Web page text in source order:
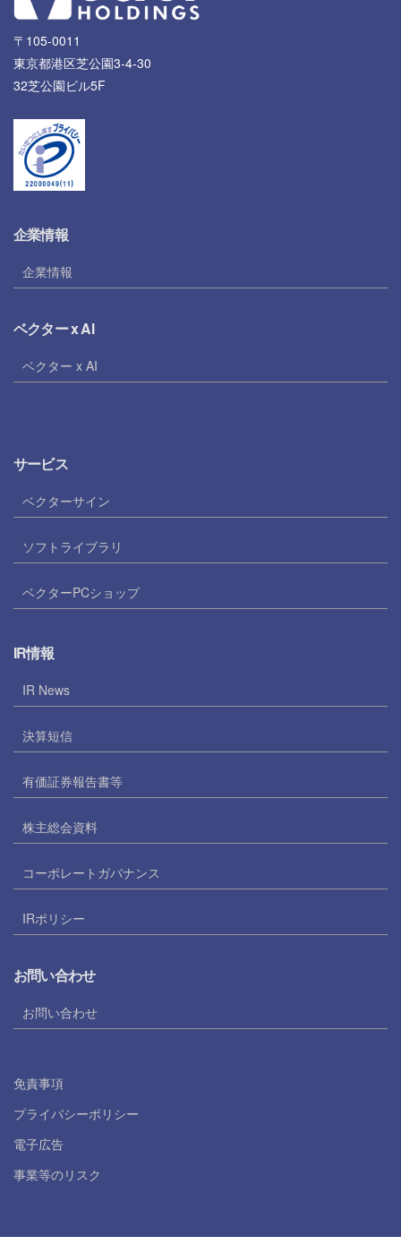
〒105-0011
東京都港区芝公園3-4-30
32芝公園ビル5F
企業情報
企業情報
ベクター x AI
ベクター x AI
サービス
ベクターサイン
ソフトライブラリ
ベクターPCショップ
IR情報
IR News
決算短信
有価証券報告書等
株主総会資料
コーポレートガバナンス
IRポリシー
お問い合わせ
お問い合わせ
免責事項
プライバシーポリシー
電子広告
事業等のリスク